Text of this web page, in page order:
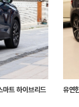
트 하이브리드
유연